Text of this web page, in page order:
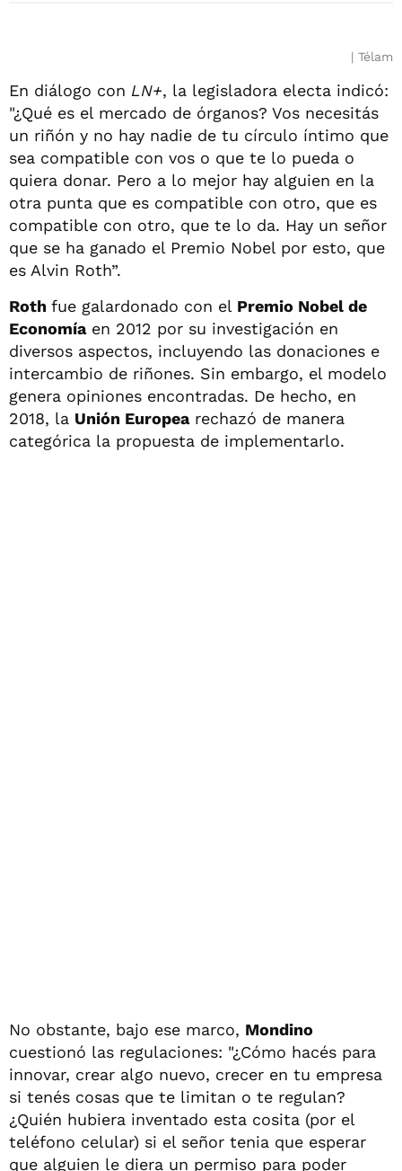
Télam
En diálogo con LN+, la legisladora electa indicó:
"¿Qué es el mercado de órganos? Vos necesitás
un riñón y no hay nadie de tu círculo íntimo que
sea compatible con vos o que te lo pueda o
quiera donar. Pero a lo mejor hay alguien en la
otra punta que es compatible con otro, que es
compatible con otro, que te lo da. Hay un señor
que se ha ganado el Premio Nobel por esto, que
es Alvin Roth”.
Roth fue galardonado con el Premio Nobel de
Economíaen 2012 por su investigación en
diversos aspectos, incluyendo las donaciones e
intercambio de riñones. Sin embargo, el modelo
genera opiniones encontradas. De hecho, en
2018, la Unión Europearechazó de manera
categórica la propuesta de implementarlo.
No obstante, bajo ese marco, Mondino
cuestionó las regulaciones: "¿Cómo hacés para
innovar, crear algo nuevo, crecer en tu empresa
si tenés cosas que te limitan o te regulan?
¿Quién hubiera inventado esta cosita (por el
teléfono celular) si el señor tenia que esperar
que alguien le diera un permiso para poder